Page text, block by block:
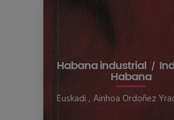
Habana industrial
Habana
Euskadi,Ainhoa Ordoñez